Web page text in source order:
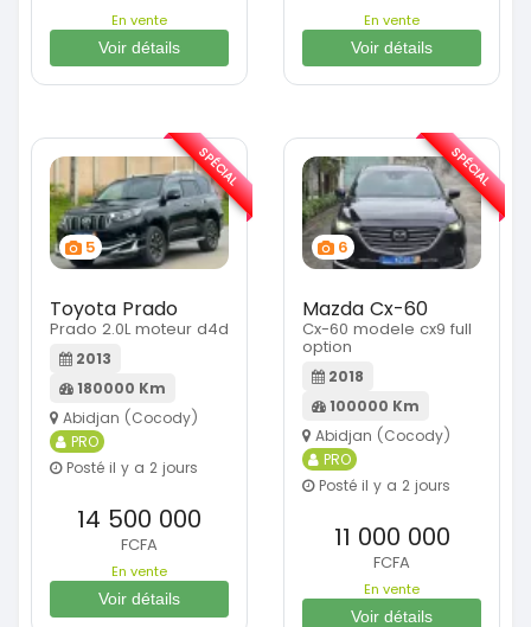
En vente
Voir détails
En vente
Voir détails
5
Toyota Prado
Prado 2.0L moteur d4d
2013
180000 Km
Abidjan (Cocody)
PRO
Posté il y a 2 jours
14 500 000
FCFA
En vente
Voir détails
SPÉCIAL
6
Mazda Cx-60
Cx-60 modele cx9 full
option
2018
100000 Km
Abidjan (Cocody)
PRO
Posté il y a 2 jours
11 000 000
FCFA
En vente
Voir détails
SPÉCIAL